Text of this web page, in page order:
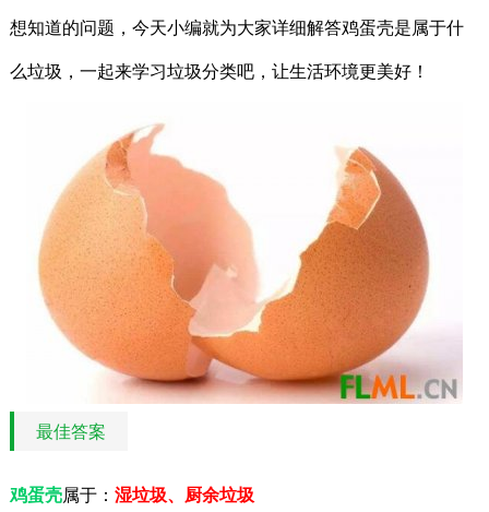
想知道的问题，今天小编就为大家详细解答鸡蛋壳是属于什
么垃圾，一起来学习垃圾分类吧，让生活环境更美好！
最佳答案
鸡蛋壳属于： 湿垃圾、厨余垃圾